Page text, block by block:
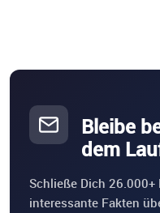
Bleibe
dem
Schließe Dich
interessante Fakten